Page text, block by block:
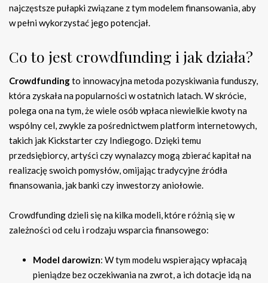
najczęstsze pułapki związane z tym modelem finansowania, aby
w pełni wykorzystać jego potencjał.
Co to jest crowdfunding i jak działa?
Crowdfundingto innowacyjna metoda pozyskiwania funduszy,
która zyskała na popularności w ostatnich latach. W skrócie,
polega ona na tym, że wiele osób wpłaca niewielkie kwoty na
wspólny cel, zwykle za pośrednictwem platform internetowych,
takich jak Kickstarter czy Indiegogo. Dzięki temu
przedsiębiorcy, artyści czy wynalazcy mogą zbierać kapitał na
realizację swoich pomysłów, omijając tradycyjne źródła
finansowania, jak banki czy inwestorzy aniołowie.
Crowdfunding dzieli się na kilka modeli, które różnią się w
zależności od celu i rodzaju wsparcia finansowego:
Model darowizn: W tym modelu wspierający wpłacają
pieniądze bez oczekiwania na zwrot, a ich dotacje idą na